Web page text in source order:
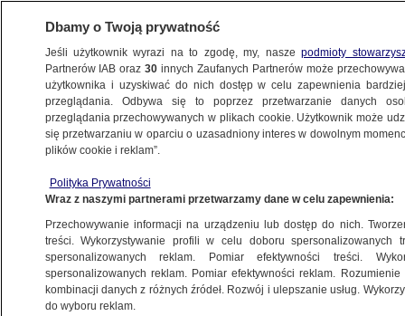
WARSZAWA
ŚRÓDMIEŚCIE
Próba przed premierą "Urojeń"
Oprac.Katarzyna Kędra
10.06.2026, 20:33
Posłuchaj artykułu
Dbamy o Twoją prywatność
Jeśli użytkownik wyrazi na to zgodę, my, naszepodmioty
Partnerów IAB oraz30 innych Zaufanych Partnerów może
użytkownika i uzyskiwać do nich dostęp w celu zapewnienia
przeglądania. Odbywa się to poprzez przetwarzanie danych
przeglądania przechowywanych w plikach cookie. Użytkownik może
się przetwarzaniu w oparciu o uzasadniony interes w dowolnym
plików cookie i reklam”.
Polityka Prywatności
Wraz z naszymi partnerami przetwarzamy dane w celu zapewnienia:
Przechowywanie informacji na urządzeniu lub dostęp do nich.
treści. Wykorzystywanie profili w celu doboru spersonalizowanych
spersonalizowanych reklam. Pomiar efektywności treści.
spersonalizowanych reklam. Pomiar efektywności reklam.
kombinacji danych z różnych źródeł. Rozwój i ulepszanie usług.
do wyboru reklam.